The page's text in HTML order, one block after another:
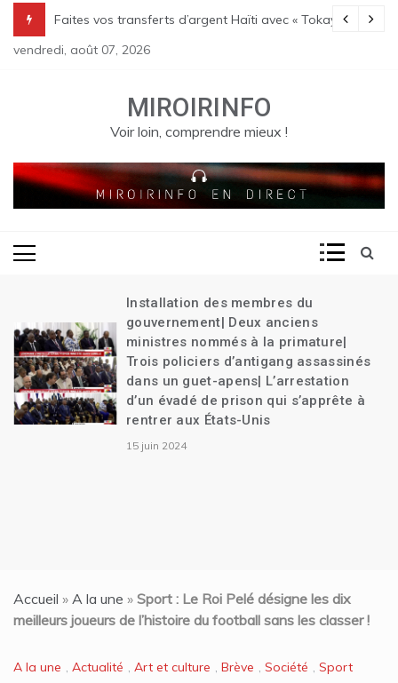
content
Le bilan des massacres de Pont Sondé s’alourdit| La
Faites vos transferts d’argent Haïti avec « Tokay »
vendredi, août 07, 2026
MIROIRINFO
Voir loin, comprendre mieux !
Installation des membres du
gouvernement| Deux anciens
ministres nommés à la primature|
Trois policiers d’antigang assassinés
dans un guet-apens| L’arrestation
d’un évadé de prison qui s’apprête à
rentrer aux États-Unis
15 juin 2024
Accueil » A la une » Sport : Le Roi Pelé désigne les dix
meilleurs joueurs de l’histoire du football sans les classer !
A la une , Actualité , Art et culture , Brève , Société , Sport